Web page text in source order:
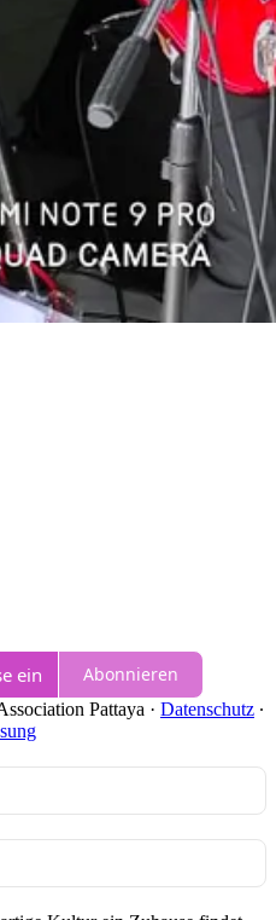
Abonnieren
Pattaya · Datenschutz ∙